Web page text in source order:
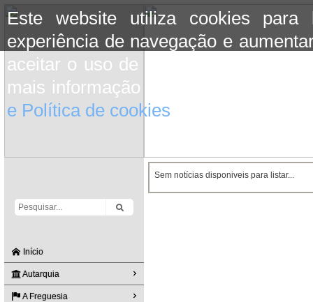
Este website utiliza cookies para
experiência de navegação e
aceitar o uso de cookies basta
mais informação consulte a
e Política de cookies
Início
Autarquia
A Freguesia
Sem notícias disponiveis para listar...